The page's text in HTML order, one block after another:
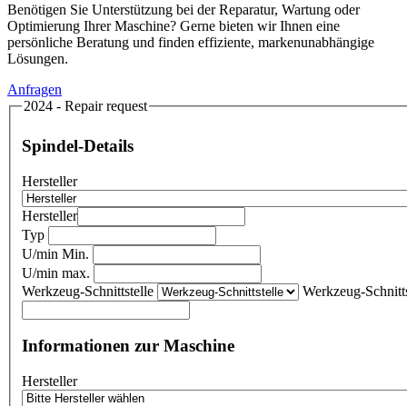
Benötigen Sie Unterstützung bei der Reparatur, Wartung oder
Optimierung Ihrer Maschine? Gerne bieten wir Ihnen eine
persönliche Beratung und finden effiziente, markenunabhängige
Lösungen.
Anfragen
2024 - Repair request
Spindel-Details
Hersteller
Hersteller
Typ
U/min Min.
U/min max.
Werkzeug-Schnittstelle
Werkzeug-
Informationen zur Maschine
Hersteller